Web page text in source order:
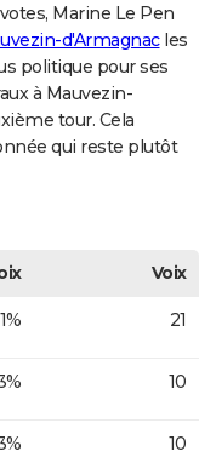
Marine Le Pen
d'Armagnacles
politique pour ses
à Mauvezin-
tour. Cela
qui reste plutôt
Voix
21
10
10